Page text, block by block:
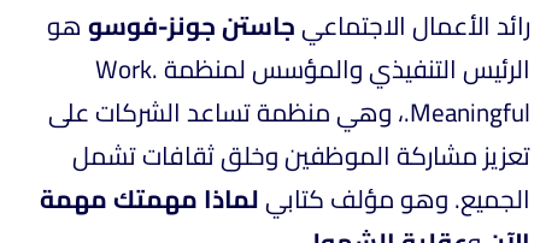
رائد الأعمال الاجتماعيجاستن جونز-فوسوهو
الرئيس التنفيذي والمؤسس لمنظمة Work.
Meaningful.، وهي منظمة تساعد الشركات على
تعزيز مشاركة الموظفين وخلق ثقافات تشمل
الجميع. وهو مؤلف كتابيلماذا مهمتك مهمة